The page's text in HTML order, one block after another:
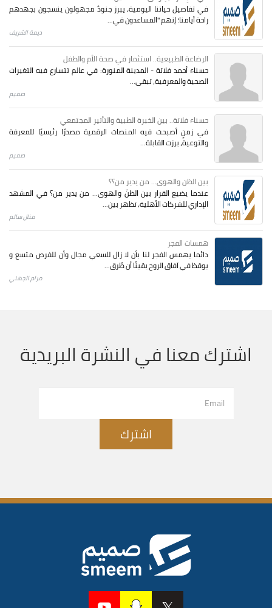
في تفاصيل حياتنا اليومية، يبرز جنودٌ مجهولون ينسجون بجهدهم
راحة أيامنا؛ إنهم "المساعدون في...
ديمة الشريف
الرضاعة الطبيعية.. استثمار في صحة الأم والطفل
حسناء أحمد فلاتة - المدينة المنورة: في عالم تتسارع فيه التغيرات
الصحية والمعرفية، تبقى...
صميم
حسناء فلاتة.. بين الخبرة الطبية والتأثير المجتمعي
في زمنٍ أصبحت فيه المنصات الرقمية مصدرًا رئيسيًا للمعرفة
والتوعية، برزت القابلة...
صميم
بين الظن والهوى... من يدير من؟؟
عندما يضيع القرار بين الظنّ والهوى… من يدير من؟ في المشهد
الإداري للشركات الأهلية، تظهر بين...
منال سالم
همسات الفجر
دائما يهمس الفجر لنا بأن لا زال للسعي مجال وأن للفرص متسع و
يوقظ في آفاق الروح يقينًا أن طُرق...
مرام الجهني
اشترك معنا في النشرة البريدية
اشترك